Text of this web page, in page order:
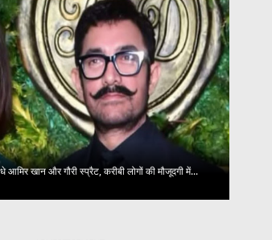
आमिर खान और गौरी स्प्रैट, करीबी लोगों की मौजूदगी में...